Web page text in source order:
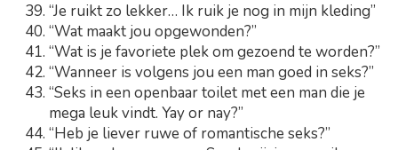
“Je ruikt zo lekker… Ik ruik je nog in mijn kleding”
“Wat maakt jou opgewonden?”
“Wat is je favoriete plek om gezoend te worden?”
“Wanneer is volgens jou een man goed in seks?”
“Seks in een openbaar toilet met een man die je
mega leuk vindt. Yay or nay?”
“Heb je liever ruwe of romantische seks?”